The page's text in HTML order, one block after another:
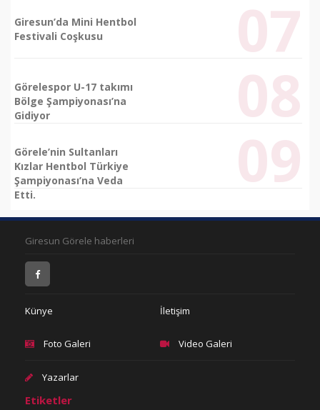
Giresun’da Mini Hentbol
Festivali Coşkusu
Görelespor U-17 takımı
Bölge Şampiyonası’na
Gidiyor
Görele’nin Sultanları
Kızlar Hentbol Türkiye
Şampiyonası’na Veda
Etti.
Giresun Görele haberleri
Künye İletişim
Foto Galeri Video Galeri
Yazarlar
Etiketler